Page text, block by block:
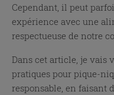
Cependant, il peut
expérience avec une
respectueuse de notre
Dans cet article, je vais
pratiques pour pique-
responsable, en faisant